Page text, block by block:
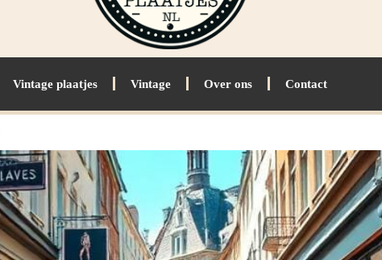
Vintage plaatjes Vintage Over ons Contact